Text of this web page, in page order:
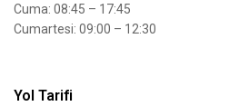
Cuma: 08:45 – 17:45
Cumartesi: 09:00 – 12:30
Yol Tarifi